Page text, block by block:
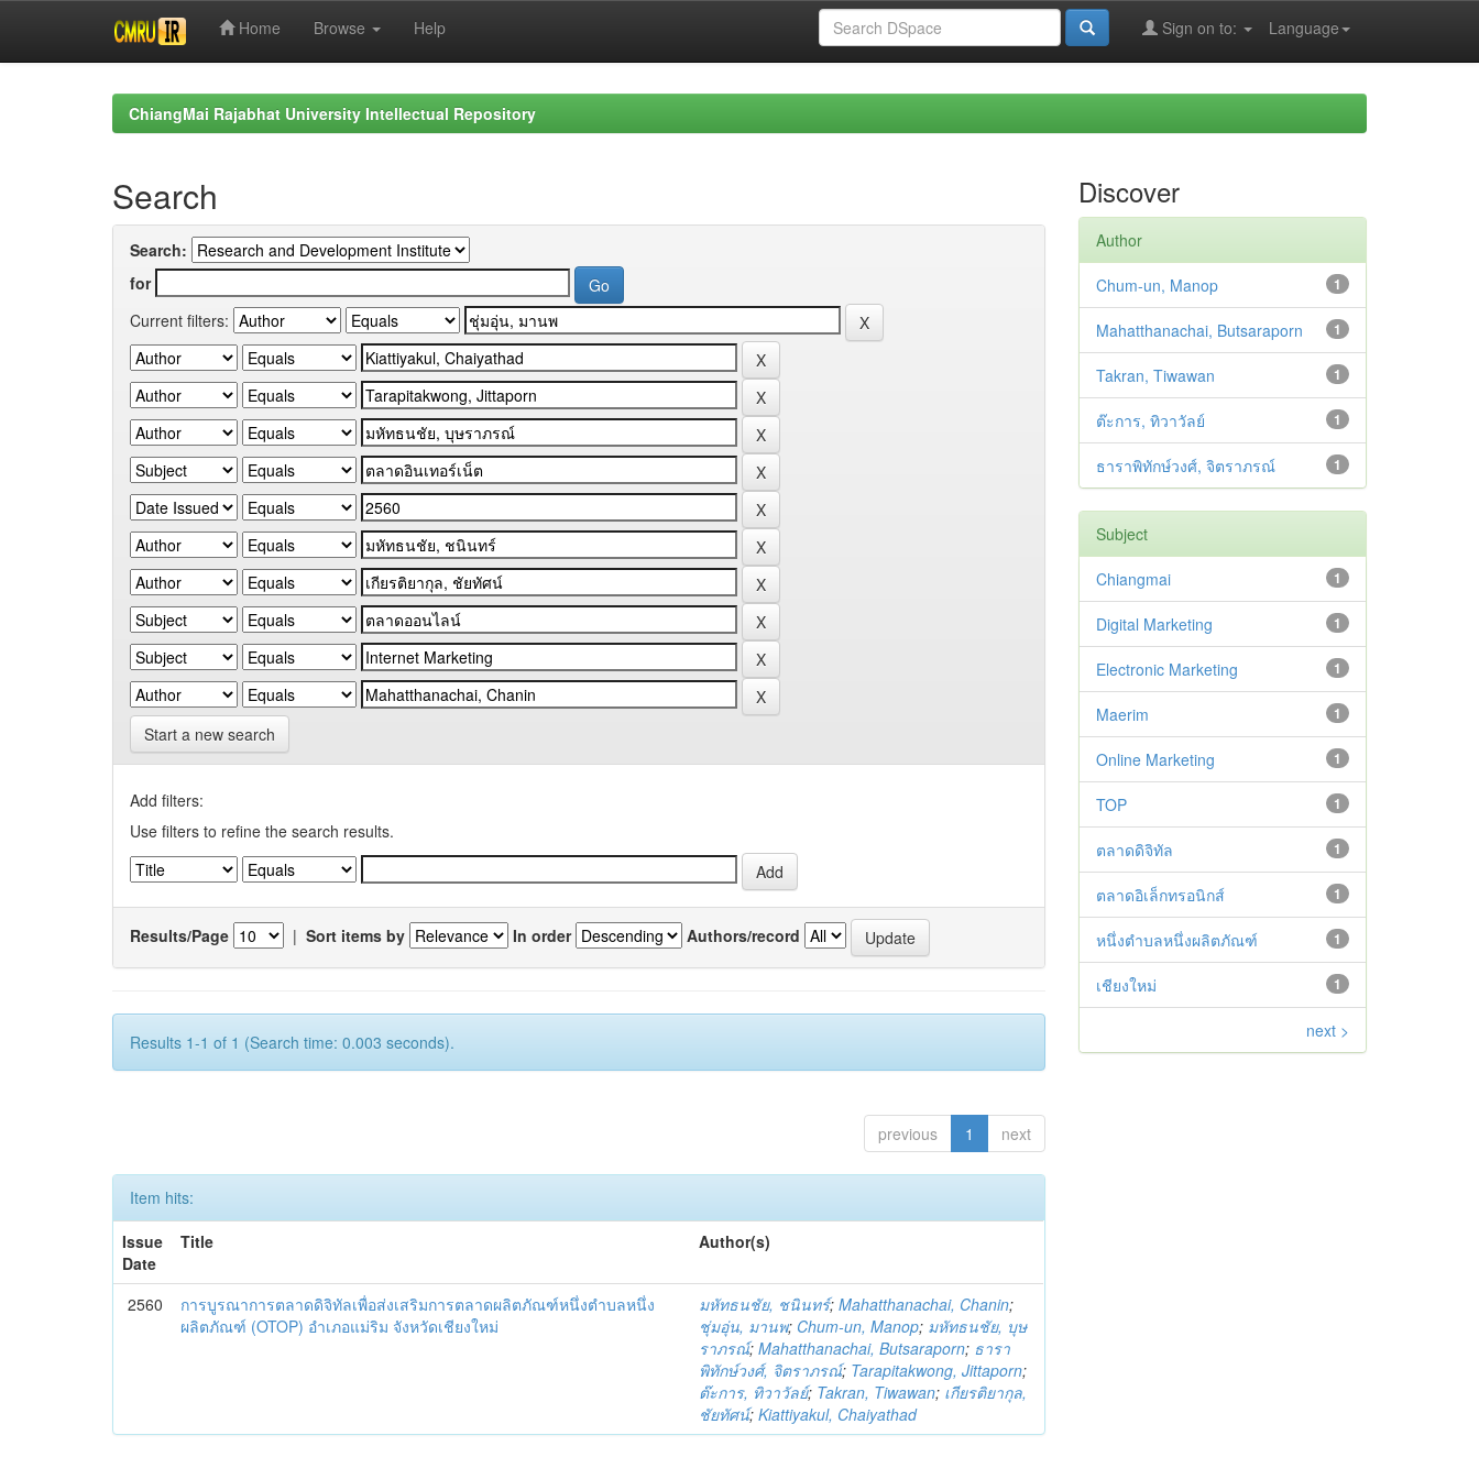
Home Browse Help Language
Sign on to:
ChiangMai Rajabhat University Intellectual Repository
Search
Search:
for
Current filters:
Start a new search
Add filters:
Use filters to refine the search results.
Results/Page | Sort items by In order Authors/record
Results 1-1 of 1 (Search time: 0.003 seconds).
previous 1 next
Item hits:
Issue
Date
Title Author(s)
2560
การบูรณาการตลาดดิจิทัลเพื่อส่งเสริมการตลาดผลิตภัณฑ์หนึ่งตำบลหนึ่ง
ผลิตภัณฑ์ (OTOP) อำเภอแม่ริม จังหวัดเชียงใหม่
มหัทธนชัย, ชนินทร์;Mahatthanachai, Chanin;
ชุ่มอุ่น, มานพ; Chum-un, Manop; มหัทธนชัย, บุษ
ราภรณ์;Mahatthanachai, Butsaraporn; ธารา
พิทักษ์วงศ์, จิตราภรณ์; Tarapitakwong, Jittaporn;
ต๊ะการ, ทิวาวัลย์; Takran, Tiwawan; เกียรติยากุล,
ชัยทัศน์;Kiattiyakul, Chaiyathad
Discover
Author
1
Chum-un, Manop
1
Mahatthanachai, Butsaraporn
1
Takran, Tiwawan
1
ต๊ะการ, ทิวาวัลย์
1
ธาราพิทักษ์วงศ์, จิตราภรณ์
Subject
1
Chiangmai
1
Digital Marketing
1
Electronic Marketing
1
Maerim
1
Online Marketing
1
TOP
1
ตลาดดิจิทัล
1
ตลาดอิเล็กทรอนิกส์
1
หนึ่งตำบลหนึ่งผลิตภัณฑ์
1
เชียงใหม่
next >